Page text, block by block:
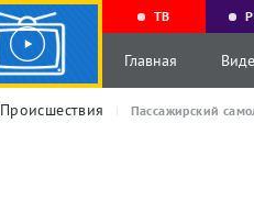
ТВ
Главная
Происшествия Пассажирский